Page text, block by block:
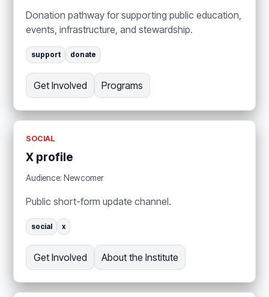
Donation pathway for supporting public education,
events, infrastructure, and stewardship.
support donate
Get Involved Programs
SOCIAL
X profile
Audience: Newcomer
Public short-form update channel.
social x
Get Involved About the Institute